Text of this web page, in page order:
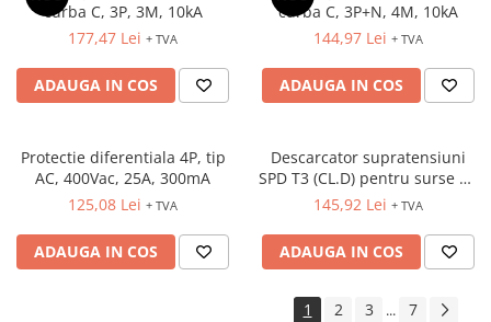
Comutatoare siguranta
Limitatoare pozitie mecanice
Butoane si lampi
Butoane
Selectoare
curba C, 3P, 3M, 10kA
177,47 Lei + TVA
ADAUGA IN COS
curba C, 3P+N, 4M, 10kA
144,97 Lei + TVA
ADAUGA IN COS
Protectie diferentiala 4P, tip
AC, 400Vac, 25A, 300mA
125,08 Lei + TVA
ADAUGA IN COS
Descarcator supratensiuni
SPD T3 (CL.D) pentru surse de
joasă tensiune
145,92 Lei + TVA
ADAUGA IN COS
1 2 3 ... 7